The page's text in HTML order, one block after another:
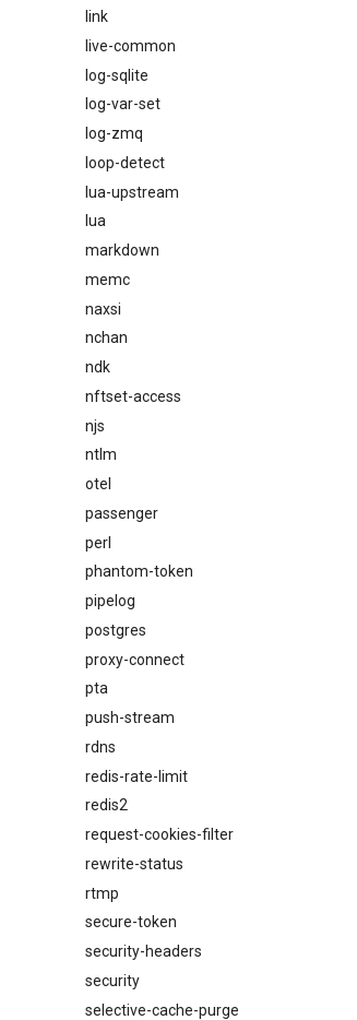
link
live-common
log-sqlite
log-var-set
log-zmq
loop-detect
lua-upstream
lua
markdown
memc
naxsi
nchan
ndk
nftset-access
njs
ntlm
otel
passenger
perl
phantom-token
pipelog
postgres
proxy-connect
pta
push-stream
rdns
redis-rate-limit
redis2
request-cookies-filter
rewrite-status
rtmp
secure-token
security-headers
security
selective-cache-purge